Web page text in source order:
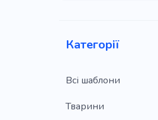
Категорії
Всі шаблони
Тварини